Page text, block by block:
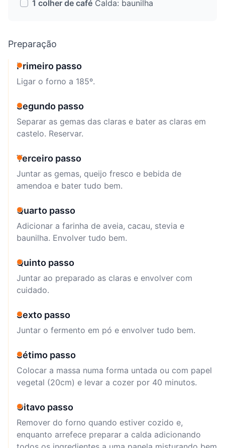
1 colher de café Calda: baunilha
Preparação
Primeiro passo
Ligar o forno a 185º.
Segundo passo
Separar as gemas das claras e bater as claras em
castelo. Reservar.
Terceiro passo
Juntar as gemas, queijo fresco e bebida de
amendoa e bater tudo bem.
Quarto passo
Adicionar a farinha de aveia, cacau, stevia e
baunilha. Envolver tudo bem.
Quinto passo
Juntar ao preparado as claras e envolver com
cuidado.
Sexto passo
Juntar o fermento em pó e envolver tudo bem.
Sétimo passo
Colocar a massa numa forma untada ou com papel
vegetal (20cm) e levar a cozer por 40 minutos.
Oitavo passo
Remover do forno quando estiver cozido e,
enquanto arrefece preparar a calda adicionando